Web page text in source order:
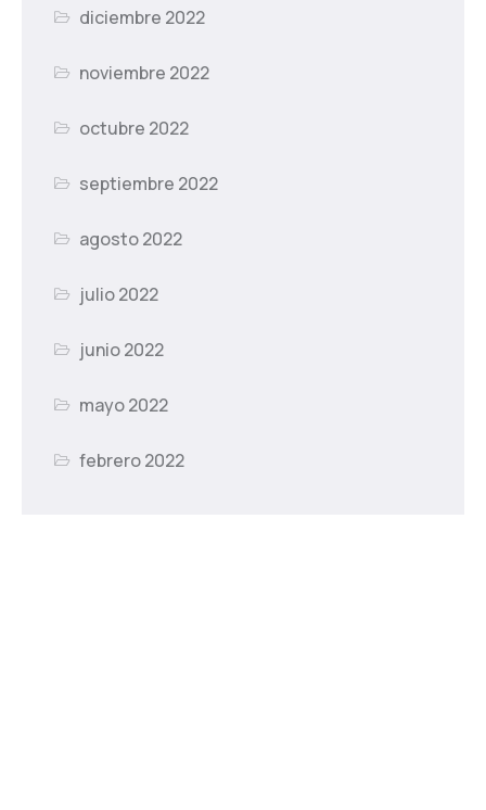
diciembre 2022
noviembre 2022
octubre 2022
septiembre 2022
agosto 2022
julio 2022
junio 2022
mayo 2022
febrero 2022